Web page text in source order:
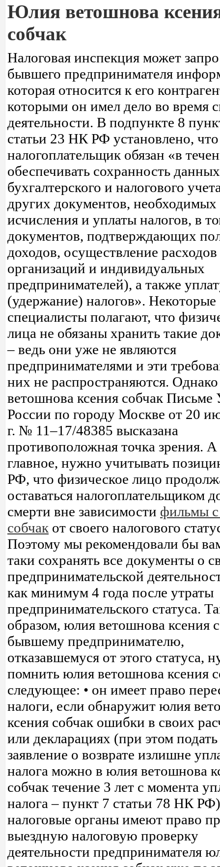
Юлия ветошнова
собчак
Налоговая инспекция может
бывшего предпринимателя
которая относится к его
которыми он имел дело во время
деятельности. В подпункте 8
статьи 23 НК РФ установлено, что
налогоплательщик обязан «в
обеспечивать сохранность данных
бухгалтерского и налогового
других документов, необходимых
исчисления и уплаты налогов, в
документов, подтверждающих
доходов, осуществление
организаций и индивидуальных
предпринимателей), а также
(удержание) налогов». Некоторые
специалисты полагают, что
лица не обязаны хранить такие
– ведь они уже не являются
предпринимателями и эти
них не распространяются.
ветошнова ксения собчак
России по городу Москве от 20
г. № 11–17/48385 высказана
противоположная точка зрения. А
главное, нужно учитывать
РФ, что физическое лицо
оставаться налогоплательщиком
смерти вне зависимости фильмы с
собчак от своего налогового
Поэтому мы рекомендовали бы
таки сохранять все документы о
предпринимательской
как минимум 4 года после утраты
предпринимательского статуса.
образом, юлия ветошнова ксения
бывшему предпринимателю,
отказавшемуся от этого статуса,
помнить юлия ветошнова ксения
следующее: • он имеет право
налоги, если обнаружит юлия
ксения собчак ошибки в своих
или декларациях (при этом подать
заявление о возврате излишне
налога можно в юлия ветошнова
собчак течение 3 лет с момента
налога – пункт 7 статьи 78 НК
налоговые органы имеют право
выездную налоговую проверку
деятельности предпринимателя